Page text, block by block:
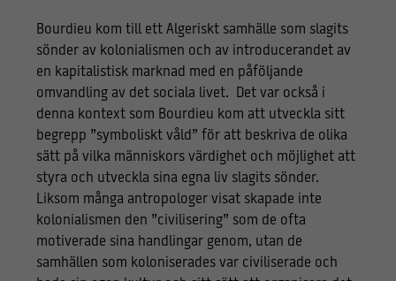
Bourdieu kom till ett Algeriskt samhälle som slagits
sönder av kolonialismen och av introducerandet av
en kapitalistisk marknad med en påföljande
omvandling av det sociala livet. Det var också i
denna kontext som Bourdieu kom att utveckla sitt
begrepp ”symboliskt våld” för att beskriva de olika
sätt på vilka människors värdighet och möjlighet att
styra och utveckla sina egna liv slagits sönder.
Liksom många antropologer visat skapade inte
kolonialismen den ”civilisering” som de ofta
motiverade sina handlingar genom, utan de
samhällen som koloniserades var civiliserade och